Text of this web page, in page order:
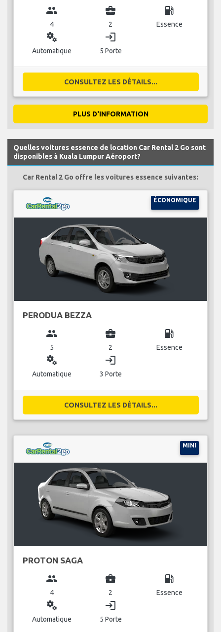
group
4
business_center
2
local_gas_station
Essence
miscellaneous_services
Automatique
login
5 Porte
CONSULTEZ LES DÉTAILS...
PLUS D'INFORMATION
Quelles voitures essence de location Car Rental 2 Go sont
disponibles à Kuala Lumpur Aéroport?
Car Rental 2 Go offre les voitures essence suivantes:
ÉCONOMIQUE
PERODUA BEZZA
group
5
business_center
2
local_gas_station
Essence
miscellaneous_services
Automatique
login
3 Porte
CONSULTEZ LES DÉTAILS...
MINI
PROTON SAGA
group
4
business_center
2
local_gas_station
Essence
miscellaneous_services
Automatique
login
5 Porte